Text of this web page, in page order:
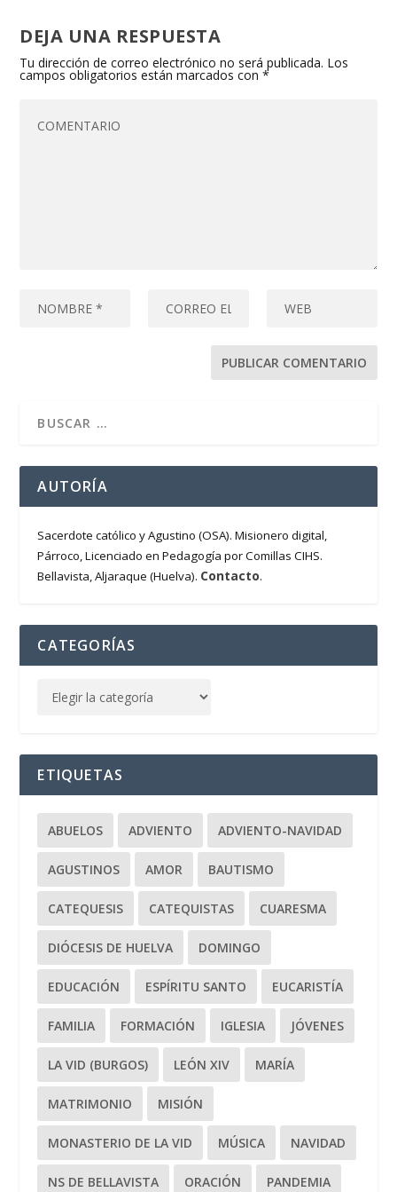
DEJA UNA RESPUESTA
Tu dirección de correo electrónico no será publicada. Los
campos obligatorios están marcados con*
AUTORÍA
Sacerdote católico y Agustino (OSA). Misionero digital,
Párroco, Licenciado en Pedagogía por Comillas CIHS.
Bellavista, Aljaraque (Huelva). Contacto.
CATEGORÍAS
ETIQUETAS
ABUELOS ADVIENTO ADVIENTO-NAVIDAD
AGUSTINOS AMOR BAUTISMO
CATEQUESIS CATEQUISTAS CUARESMA
DIÓCESIS DE HUELVA DOMINGO
EDUCACIÓN ESPÍRITU SANTO EUCARISTÍA
FAMILIA FORMACIÓN IGLESIA JÓVENES
LA VID (BURGOS) LEÓN XIV MARÍA
MATRIMONIO MISIÓN
MONASTERIO DE LA VID MÚSICA NAVIDAD
NS DE BELLAVISTA ORACIÓN PANDEMIA